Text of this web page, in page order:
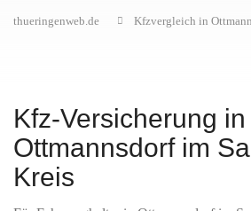
thueringenweb.de Kfzvergleich in
Kfz-Versicherung in
Ottmannsdorf im
Kreis